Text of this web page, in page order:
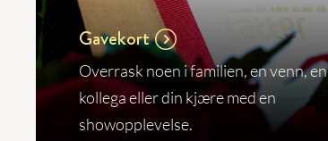
Gavekort
Overrask noen i familien, en venn, en
kollega eller din kjære med en
showopplevelse.